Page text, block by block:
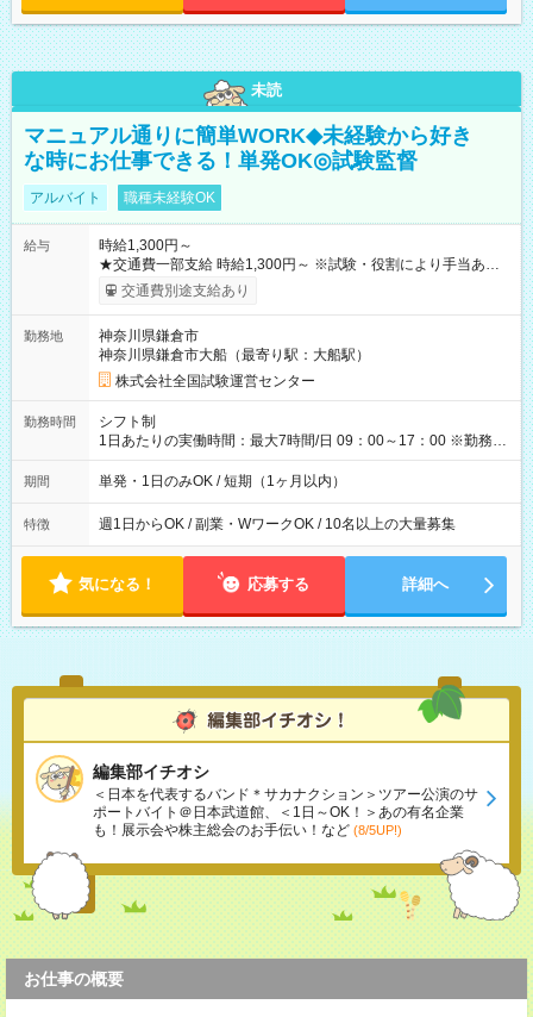
未読
マニュアル通りに簡単WORK◆未経験から好き
な時にお仕事できる！単発OK◎試験監督
アルバイト 職種未経験OK
給与
時給1,300円～
★交通費一部支給 時給1,300円～ ※試験・役割により手当あり
※勤務回数により昇給あり 【即給（前払い）オプションあ
り！】 希望される場合、勤務から1週間ほどで給与の一部を受け
例】 ・河合塾模擬試験 8:30～17:30（休憩1時間） 時給1,300円
×8時間＝日収10,400円＋交通費 ※当日の役割により時給＋100
円の場合あり ・国家試験 7:00～13:30（休憩なし） 時給1,300
円（役割手当＋100円）×6時間＝日収8,400円＋交通費 【試用期
間】試用期間なし
交通費別途支給あり
勤務地
神奈川県鎌倉市
神奈川県鎌倉市大船（最寄り駅：大船駅）
株式会社全国試験運営センター
勤務時間
シフト制
1日あたりの実働時間：最大7時間/日 09：00～17：00 ※勤務時
間は 試験により異なります。
期間 単発・1日のみOK / 短期（1ヶ月以内）
特徴 週1日からOK / 副業・WワークOK / 10名以上の大量募集
気になる！ 応募する 詳細へ
編集部イチオシ
＜日本を代表するバンド＊サカナクション＞ツアー公演のサ
ポートバイト＠日本武道館、＜1日～OK！＞あの有名企業
も！展示会や株主総会のお手伝い！など (8/5UP!)
お仕事の概要